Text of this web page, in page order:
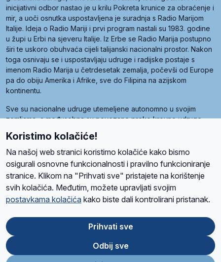
inicijativni odbor nastao je u krilu Pokreta krunice za obraćenje i
mir, a uoči osnutka uspostavljena je suradnja s Radio Marijom
Italije. Ideja o Radio Mariji i prvi program nastali su 1983. godine
u župi u Erbi na sjeveru Italije. Iz Erbe se Radio Marija postupno
širi te uskoro obuhvaća cijeli talijanski nacionalni prostor. Nakon
toga osnivaju se i uspostavljaju udruge i radijske postaje s
imenom Radio Marija u četrdesetak zemalja, počevši od Europe
pa do obiju Amerika i Afrike, sve do Filipina na azijskom
kontinentu.
Sve su nacionalne udruge utemeljene autonomno u svojim
zemljama, a međusobna su povezane preko krovne udruge
Radio Maria). Svjetsku obitelj utemeljilo je sedam članica, među
kojima je i hrvatska Udruga Radio Marija.
O namaRadio ProgramVolonteriPrijateljiKontaktPravila privatnosti
Ova stranica je zaštićena Google reCAPTCHA sustavom
Store
Google
Play
Koristimo kolačiće!
Na našoj web stranici koristimo kolačiće kako bismo
osigurali osnovne funkcionalnosti i pravilno funkcioniranje
stranice. Klikom na "Prihvati sve" pristajete na korištenje
svih kolačića. Međutim, možete upravljati svojim
postavkama kolačića kako biste dali kontrolirani pristanak.
Prihvati sve
Odbij sve